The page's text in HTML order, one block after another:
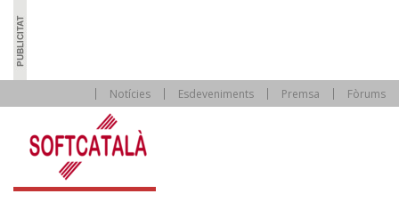
Notícies Esdeveniments Premsa Fòrums